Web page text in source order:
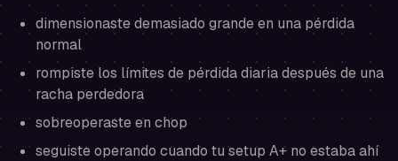
dimensionaste demasiado grande en una pérdida
normal
rompiste los límites de pérdida diaria después de una
racha perdedora
sobreoperaste en chop
seguiste operando cuando tu setup A+ no estaba ahí